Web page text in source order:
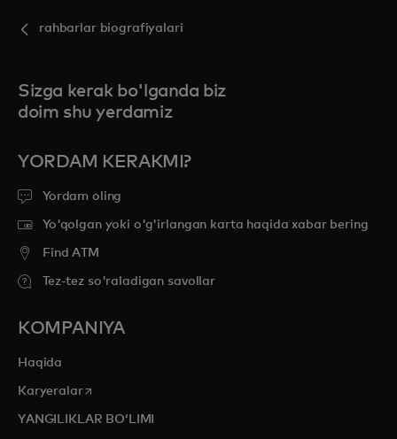
rahbarlar biografiyalari
Sizga kerak bo'lganda biz
doim shu yerdamiz
YORDAM KERAKMI?
Yordam oling
Yo'qolgan yoki o'g'irlangan karta haqida xabar bering
Find ATM
Tez-tez so'raladigan savollar
KOMPANIYA
Haqida
Karyeralaropens in a new tab
YANGILIKLAR BOʻLIMI